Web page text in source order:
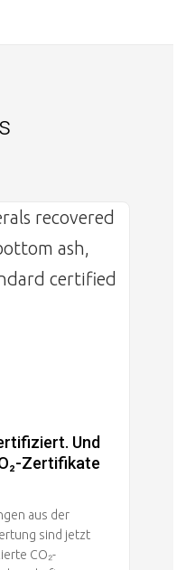
Und
Zertifikate
aus der
sind jetzt
CO₂-